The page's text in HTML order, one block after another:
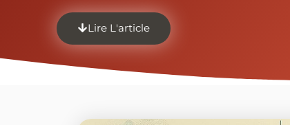
Lire L'article